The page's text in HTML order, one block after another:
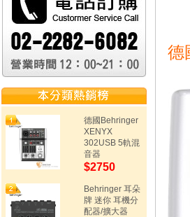
德國Behringer
XENYX
302USB 5軌混
音器
$2750
Behringer 耳朵
牌 迷你 耳機分
配器/擴大器
德